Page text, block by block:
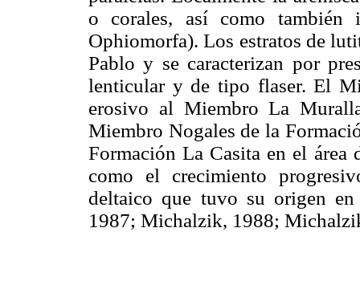
o corales, así como también
Ophiomorfa). Los estratos de
Pablo y se caracterizan por
lenticular y de tipo flaser. El
erosivo al Miembro La
Miembro Nogales de la
Formación La Casita en el
como el crecimiento
deltaico que tuvo su origen
1987; Michalzik, 1988;